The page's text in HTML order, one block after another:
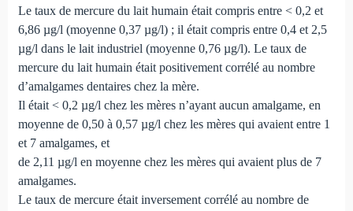
Le taux de mercure du lait humain était compris entre < 0,2 et
6,86 µg/l (moyenne 0,37 µg/l) ; il était compris entre 0,4 et 2,5
µg/l dans le lait industriel (moyenne 0,76 µg/l). Le taux de
mercure du lait humain était positivement corrélé au nombre
d’amalgames dentaires chez la mère.
Il était < 0,2 µg/l chez les mères n’ayant aucun amalgame, en
moyenne de 0,50 à 0,57 µg/l chez les mères qui avaient entre 1
et 7 amalgames, et
de 2,11 µg/l en moyenne chez les mères qui avaient plus de 7
amalgames.
Le taux de mercure était inversement corrélé au nombre de